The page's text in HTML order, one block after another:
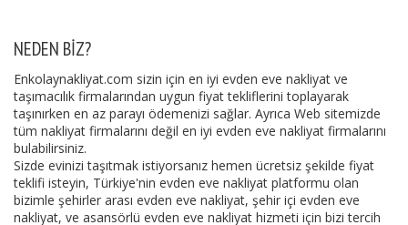
NEDEN BIZ?
Enkolaynakliyat.com sizin için en iyi evden eve nakliyat ve
taşımacılık firmalarından uygun fiyat tekliflerini toplayarak
taşınırken en az parayı ödemenizi sağlar. Ayrıca Web sitemizde
tüm nakliyat firmalarını değil en iyi evden eve nakliyat firmalarını
bulabilirsiniz.
Sizde evinizi taşıtmak istiyorsanız hemen ücretsiz şekilde fiyat
teklifi isteyin, Türkiye'nin evden eve nakliyat platformu olan
bizimle şehirler arası evden eve nakliyat, şehir içi evden eve
nakliyat, ve asansörlü evden eve nakliyat hizmeti için bizi tercih